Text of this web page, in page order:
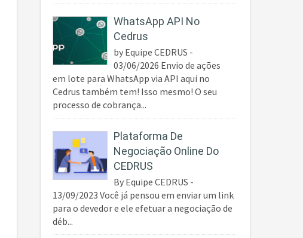
WhatsApp API No
Cedrus
by Equipe CEDRUS -
03/06/2026 Envio de ações
em lote para WhatsApp via API aqui no
Cedrus também tem! Isso mesmo! O seu
processo de cobrança...
Plataforma De
Negociação Online Do
CEDRUS
By Equipe CEDRUS -
13/09/2023 Você já pensou em enviar um link
para o devedor e ele efetuar a negociação de
déb...